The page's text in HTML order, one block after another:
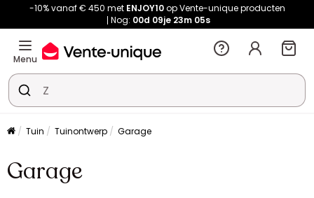
-10% vanaf € 450 met ENJOY10op Vente-unique producten
Nog: 00d 09je 23m 05s
Menu
Tuin Tuinontwerp Garage
Garage